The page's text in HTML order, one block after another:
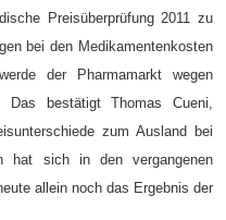
Preisüberprüfung 2011 zu
bei den Medikamentenkosten
der Pharmamarkt wegen
Das bestätigt Thomas Cueni,
zum Ausland bei
hat sich in den vergangenen
allein noch das Ergebnis der